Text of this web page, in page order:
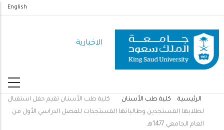
المحتوى
الرئيسي
English
الاخبارية
مسار
التنقل
الرئيسية كلية طب الأسنان
كلية طب الأسنان تقيم حفل استقبال
لطلابها المستجدين وطالباتها المستجدات للفصل الدراسي الأول من
العام الجامعي 1477هـ